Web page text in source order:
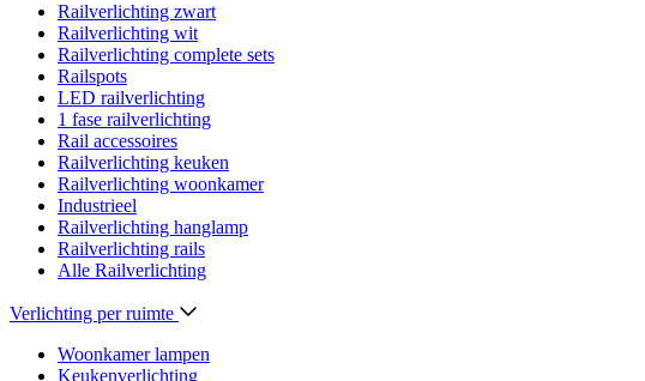
Railverlichting zwart
Railverlichting wit
Railverlichting complete sets
Railspots
LED railverlichting
1 fase railverlichting
Rail accessoires
Railverlichting keuken
Railverlichting woonkamer
Industrieel
Railverlichting hanglamp
Railverlichting rails
Alle Railverlichting
Verlichting per ruimte
Woonkamer lampen
Keukenverlichting